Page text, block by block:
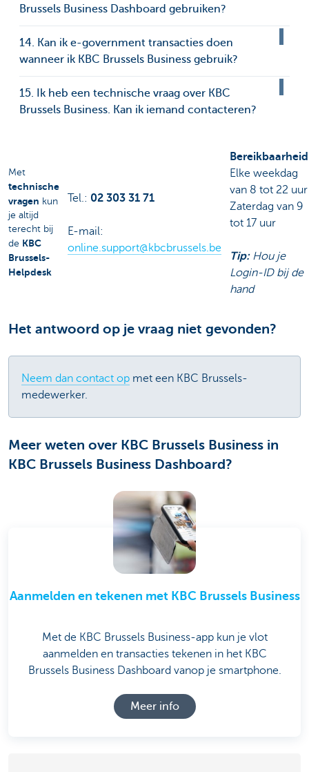
Brussels Business Dashboard gebruiken?
14. Kan ik e-government transacties doen
wanneer ik KBC Brussels Business gebruik?
15. Ik heb een technische vraag over KBC
Brussels Business. Kan ik iemand contacteren?
Met
technische
vragen kun
je altijd
terecht bij
de KBC
Brussels-
Helpdesk
Tel.: 02 303 31 71
E-mail:
online.support@kbcbrussels.be
Elke weekdag
van 8 tot 22 uur
Zaterdag van 9
tot 17 uur
Tip: Hou je
Login-ID bij de
hand
Het antwoord op je vraag niet gevonden?
Neem dan contact op met een KBC Brussels-
medewerker.
Meer weten over KBC Brussels Business in
KBC Brussels Business Dashboard?
Aanmelden en tekenen met KBC Brussels Business
Met de KBC Brussels Business-app kun je vlot
aanmelden en transacties tekenen in het KBC
Brussels Business Dashboard vanop je smartphone.
Meer info